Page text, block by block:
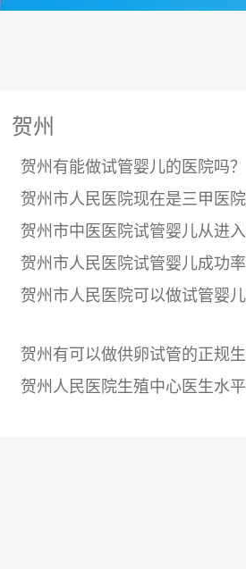
贺州
贺州有能做试管婴儿的医院吗？
贺州市人民医院现在是三甲医院
贺州市中医医院试管婴儿从进
贺州市人民医院试管婴儿成功
贺州市人民医院可以做试管婴
贺州有可以做供卵试管的正规
贺州人民医院生殖中心医生水平